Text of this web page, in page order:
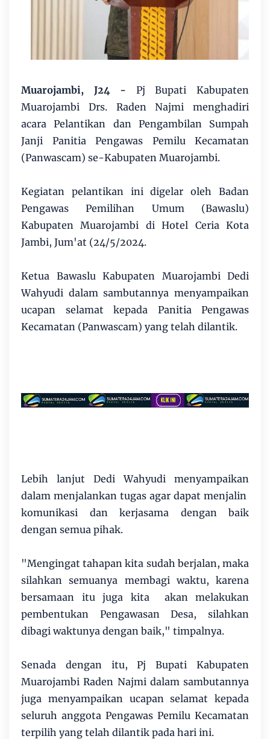
Muarojambi, J24 - Pj Bupati Kabupaten
Muarojambi Drs. Raden Najmi menghadiri
acara Pelantikan dan Pengambilan Sumpah
Janji Panitia Pengawas Pemilu Kecamatan
(Panwascam) se-Kabupaten Muarojambi.
Kegiatan pelantikan ini digelar oleh Badan
Pengawas Pemilihan Umum (Bawaslu)
Kabupaten Muarojambi di Hotel Ceria Kota
Jambi, Jum'at (24/5/2024.
Ketua Bawaslu Kabupaten Muarojambi Dedi
Wahyudi dalam sambutannya menyampaikan
ucapan selamat kepada Panitia Pengawas
Kecamatan (Panwascam) yang telah dilantik.
Lebih lanjut Dedi Wahyudi menyampaikan
dalam menjalankan tugas agar dapat menjalin
komunikasi dan kerjasama dengan baik
dengan semua pihak.
"Mengingat tahapan kita sudah berjalan, maka
silahkan semuanya membagi waktu, karena
bersamaan itu juga kita akan melakukan
pembentukan Pengawasan Desa, silahkan
dibagi waktunya dengan baik," timpalnya.
Senada dengan itu, Pj Bupati Kabupaten
Muarojambi Raden Najmi dalam sambutannya
juga menyampaikan ucapan selamat kepada
seluruh anggota Pengawas Pemilu Kecamatan
terpilih yang telah dilantik pada hari ini.